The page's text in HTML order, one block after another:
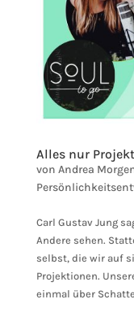
Alles nur
von Andrea
Carl Gustav Jung
Andere sehen.
selbst, die wir auf
Projektionen.
einmal über